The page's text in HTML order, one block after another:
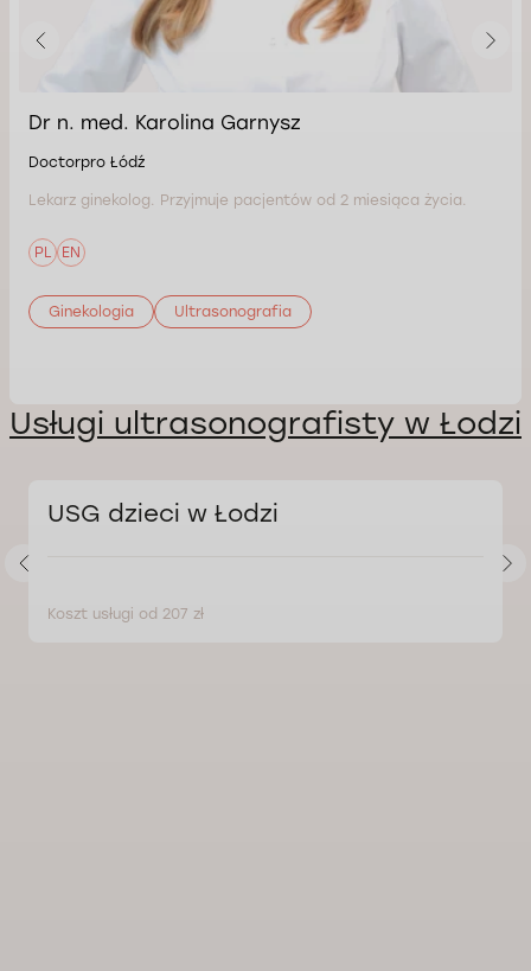
Dr n. med. Karolina Garnysz
Doctorpro Łódź
Lekarz ginekolog. Przyjmuje pacjentów od 2 miesiąca życia.
PL EN
Ginekologia Ultrasonografia
Usługi ultrasonografisty w Łodzi
USG dzieci w Łodzi
Koszt usługi od 207 zł